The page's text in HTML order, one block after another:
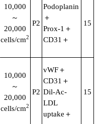
10,000
～
20,000
cells/cm2
P2
Podoplanin
＋
Prox-1＋
CD31＋
15
10,000
～
20,000
cells/cm2
P2
vWF＋
CD31＋
Dil-Ac-
LDL
uptake＋
15